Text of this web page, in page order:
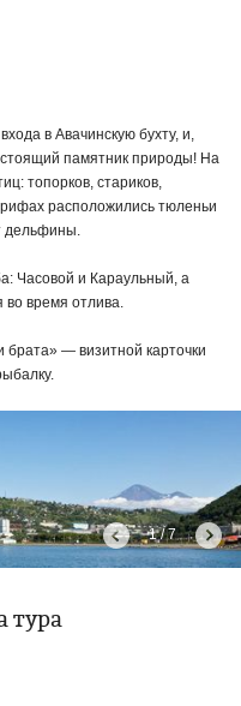
в Авачинскую бухту, и,
памятник природы! На
топорков, стариков,
расположились тюленьи
дельфины.
Часовой и Караульный, а
время отлива.
брата» — визитной карточки
1 / 7
тура